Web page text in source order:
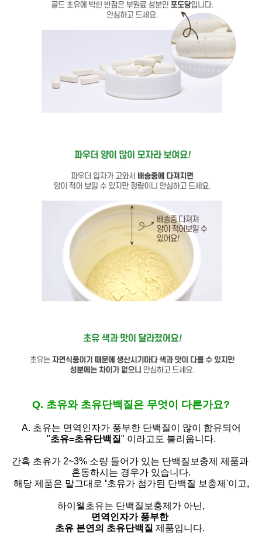
Q. 초유와 초유단백질은 무엇이 다른가요?
A. 초유는 면역인자가 풍부한 단백질이 많이 함유되어
"초유=초유단백질" 이라고도 불리웁니다.
간혹 초유가 2~3% 소량 들어가 있는 단백질보충제 제품과
혼동하시는 경우가 있습니다.
해당 제품은 말그대로 '초유가 첨가된 단백질 보충제'이고,
하이웰초유는 단백질보충제가 아닌,
면역인자가 풍부한
초유 본연의 초유단백질 제품입니다.